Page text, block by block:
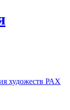
художеств РАХ